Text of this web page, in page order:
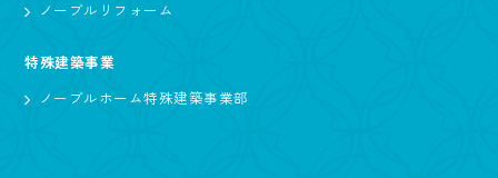
ノーブルリフォーム
特殊建築事業
ノーブルホーム特殊建築事業部